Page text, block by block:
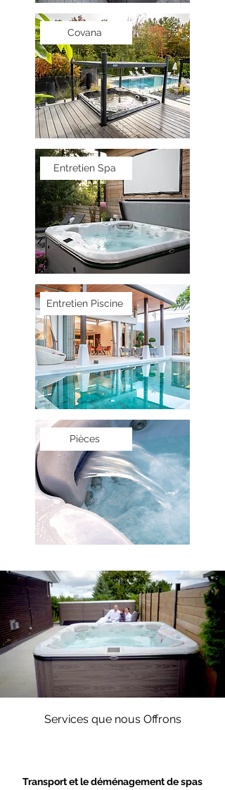
Covana
Entretien Spa
Entretien Piscine
Pièces
Services que nous Offrons
Transport et le déménagement de spas